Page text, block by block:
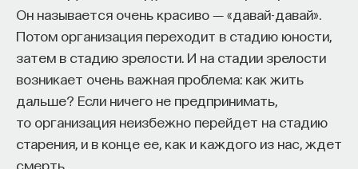
Он называется очень красиво ― «давай-давай».
Потом организация переходит в стадию юности,
затем в стадию зрелости. И на стадии зрелости
возникает очень важная проблема: как жить
дальше? Если ничего не предпринимать,
то организация неизбежно перейдет на стадию
старения, и в конце ее, как и каждого из нас, ждет
смерть.
Первая — развитие и трансляция
дисциплинарного знания, где в центре находится
само знание, а не человек и не рынок труда.
Вторая — формирование определенного типа
человека, например человека, способного
к сложному мышлению. Третья — развитие
общества, вклад в то, каким оно будет.
И четвертая — социальная эффективность,